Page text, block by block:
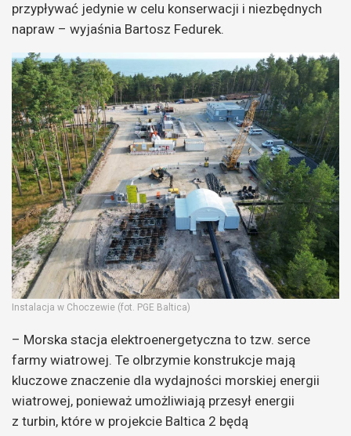
przypływać jedynie w celu konserwacji i niezbędnych
napraw – wyjaśnia Bartosz Fedurek.
Instalacja w Choczewie (fot. PGE Baltica)
– Morska stacja elektroenergetyczna to tzw. serce
farmy wiatrowej. Te olbrzymie konstrukcje mają
kluczowe znaczenie dla wydajności morskiej energii
wiatrowej, ponieważ umożliwiają przesył energii
z turbin, które w projekcie Baltica 2 będą